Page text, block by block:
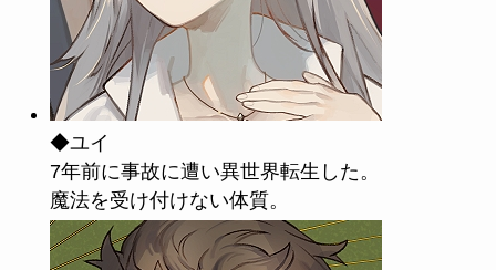
◆ユイ
7年前に事故に遭い異世界転生した。
魔法を受け付けない体質。